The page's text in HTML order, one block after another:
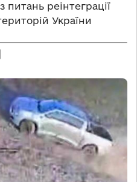
реінтеграції
України